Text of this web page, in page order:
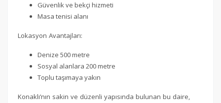
Güvenlik ve bekçi hizmeti
Masa tenisi alanı
Lokasyon Avantajları:
Denize 500 metre
Sosyal alanlara 200 metre
Toplu taşımaya yakın
Konaklı’nın sakin ve düzenli yapısında bulunan bu daire,